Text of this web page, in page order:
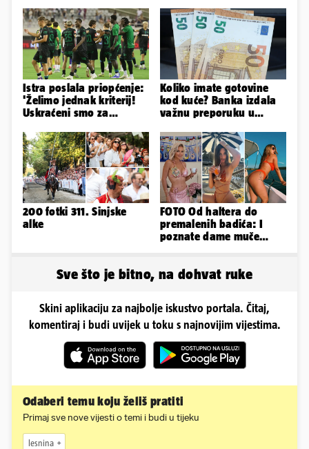
Istra poslala priopćenje:
'Želimo jednak kriterij!
Uskraćeni smo za
Poljudu'
Koliko imate gotovine
kod kuće? Banka izdala
važnu preporuku u
200 fotki 311. Sinjske
alke
FOTO Od haltera do
premalenih badića: I
poznate dame muče
Sve što je bitno, na dohvat ruke
Skini aplikaciju za najbolje iskustvo portala. Čitaj,
komentiraj i budi uvijek u toku s najnovijim vijestima.
Odaberi temu koju želiš pratiti
Primaj sve nove vijesti o temi i budi u tijeku
lesnina